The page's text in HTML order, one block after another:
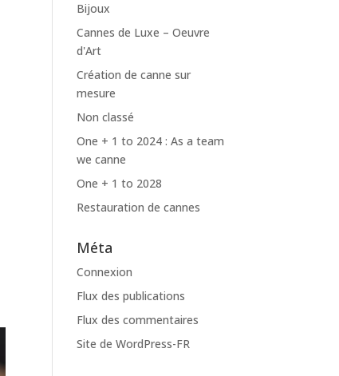
Bijoux
Cannes de Luxe – Oeuvre
d'Art
Création de canne sur
mesure
Non classé
One + 1 to 2024 : As a team
we canne
One + 1 to 2028
Restauration de cannes
Méta
Connexion
Flux des publications
Flux des commentaires
Site de WordPress-FR